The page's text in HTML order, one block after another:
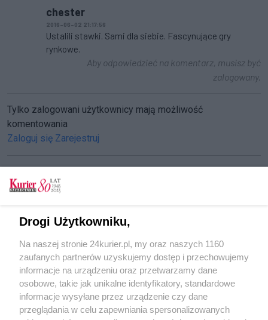
chester
2016-06-02 21:17:56
Ustalili stawki. Sami dla siebie. Fascynujące gry
rynkowe.
Aby odpowiedzieć na komentarz, musisz być
zalogowany.
Tylko zalogowani użytkownicy mają możliwość
komentowania
Zaloguj się Zarejestruj
Chcą budować wielki terminal zbożowy
Terminal LNG już odebrany
Prezydencka rezydencja w Świnoujściu?
POGODA
Drogi Użytkowniku,
Na naszej stronie 24kurier.pl, my oraz naszych 1160
zaufanych partnerów uzyskujemy dostęp i przechowujemy
informacje na urządzeniu oraz przetwarzamy dane
osobowe, takie jak unikalne identyfikatory, standardowe
informacje wysyłane przez urządzenie czy dane
przeglądania w celu zapewniania spersonalizowanych